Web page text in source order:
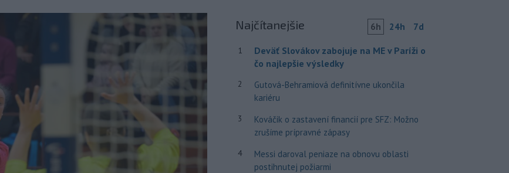
Najčítanejšie 6h 24h 7d
1
Deväť Slovákov zabojuje na ME v Paríži o
čo najlepšie výsledky
2
Gutová-Behramiová definitívne ukončila
kariéru
3
Kováčik o zastavení financií pre SFZ: Možno
zrušíme prípravné zápasy
4
Messi daroval peniaze na obnovu oblasti
postihnutej požiarmi